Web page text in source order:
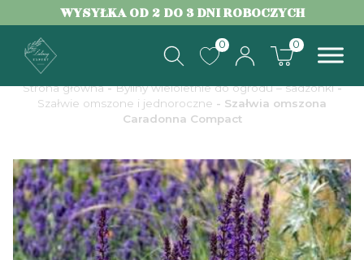
WYSYŁKA OD 2 DO 3 DNI ROBOCZYCH
0 0
Strona główna-Byliny wieloletnie do ogrodu – sadzonki-
Szałwie omszone i jednoroczne - Szałwia omszona
Caradonna Compact